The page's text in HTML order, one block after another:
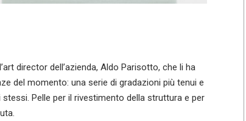
director dell’azienda, Aldo Parisotto, che li ha
del momento: una serie di gradazioni più tenui e
Pelle per il rivestimento della struttura e per